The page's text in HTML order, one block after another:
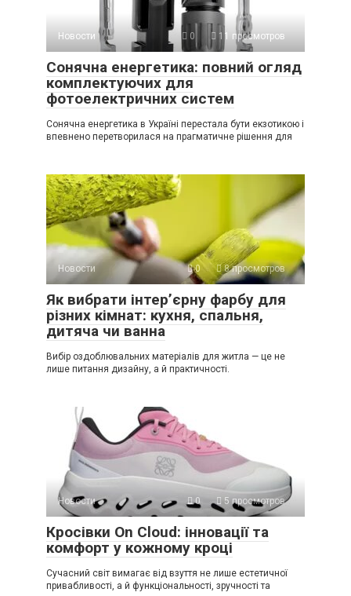
Новости 0 11 просмотров
Сонячна енергетика: повний огляд
комплектуючих для
фотоелектричних систем
Сонячна енергетика в Україні перестала бути екзотикою і
впевнено перетворилася на прагматичне рішення для
Новости 0 8 просмотров
Як вибрати інтер’єрну фарбу для
різних кімнат: кухня, спальня,
дитяча чи ванна
Вибір оздоблювальних матеріалів для житла — це не
лише питання дизайну, а й практичності.
Новости 0 5 просмотров
Кросівки On Cloud: інновації та
комфорт у кожному кроці
Сучасний світ вимагає від взуття не лише естетичної
привабливості, а й функціональності, зручності та